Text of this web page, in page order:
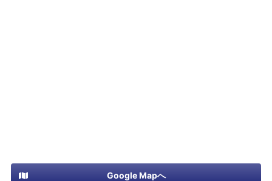
Google Mapへ